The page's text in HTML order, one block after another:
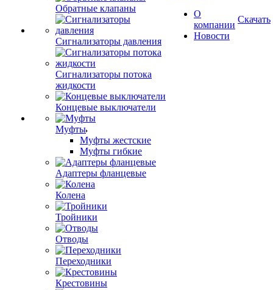
Обратные клапаны
Сигнализаторы давления
Сигнализаторы потока
жидкости
Концевые выключатели
Муфты
Муфты жестские
Муфты гибкие
Адаптеры фланцевые
Колена
Тройники
Отводы
Переходники
Крестовины
О
компании
Новости
Скачать